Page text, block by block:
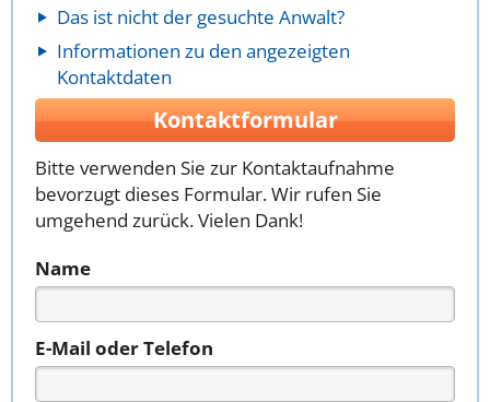
Das ist nicht der gesuchte Anwalt?
Informationen zu den angezeigten
Kontaktdaten
Kontaktformular
Bitte verwenden Sie zur Kontaktaufnahme
bevorzugt dieses Formular. Wir rufen Sie
umgehend zurück. Vielen Dank!
Name
E-Mail oder Telefon